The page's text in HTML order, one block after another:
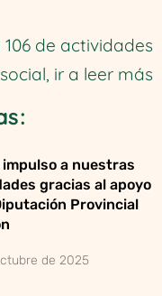
impulso a nuestras
gracias al apoyo
Provincial
de 2025